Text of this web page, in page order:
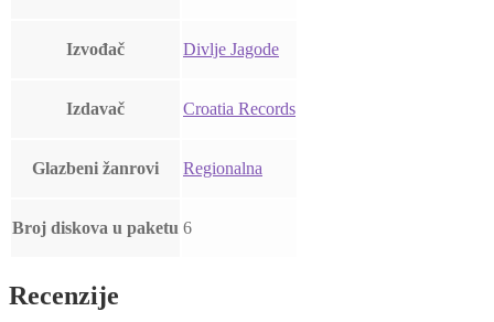
Izvođač Divlje Jagode
Izdavač Croatia Records
Glazbeni žanrovi Regionalna
Broj diskova u paketu 6
Recenzije